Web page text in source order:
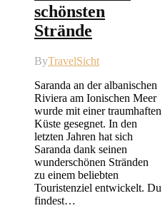
schönsten
Strände
ByTravelSicht
Saranda an der albanischen
Riviera am Ionischen Meer
wurde mit einer traumhaften
Küste gesegnet. In den
letzten Jahren hat sich
Saranda dank seinen
wunderschönen Stränden
zu einem beliebten
Touristenziel entwickelt. Du
findest…